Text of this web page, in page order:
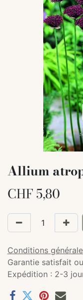
Allium
CHF5,80
Conditions
Garantie satisfait
Expédition : 2-3